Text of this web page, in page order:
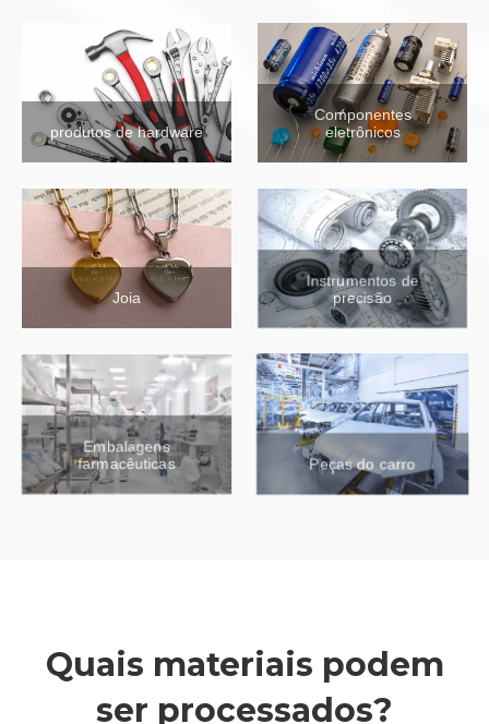
produtos de hardware
Componentes
eletrônicos
Joia
Instrumentos de
precisão
Embalagens
farmacêuticas
Peças do carro
Quais materiais podem
ser processados?